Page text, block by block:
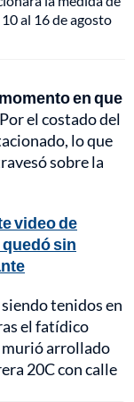
al 16 de agosto
en que
Por el costado del
lo que
sobre la
video de
sin
tenidos en
el fatídico
murió arrollado
20C con calle